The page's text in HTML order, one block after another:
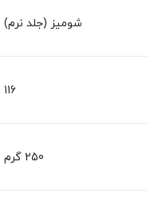
شومیز (جلد نرم)
116
250 گرم